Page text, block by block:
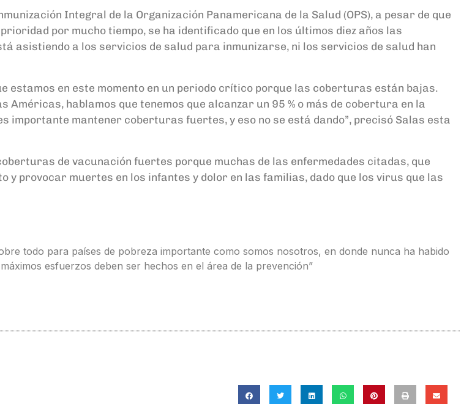
Integral de la Organización Panamericana de la Salud (OPS), a pesar de que
por mucho tiempo, se ha identificado que en los últimos diez años las
asistiendo a los servicios de salud para inmunizarse, ni los servicios de salud han
estamos en este momento en un periodo crítico porque las coberturas están bajas.
hablamos que tenemos que alcanzar un 95 % o más de cobertura en la
importante mantener coberturas fuertes, y eso no se está dando”, precisó Salas esta
de vacunación fuertes porque muchas de las enfermedades citadas, que
y provocar muertes en los infantes y dolor en las familias, dado que los virus que las
todo para países de pobreza importante como somos nosotros, en donde nunca ha habido
esfuerzos deben ser hechos en el área de la prevención”